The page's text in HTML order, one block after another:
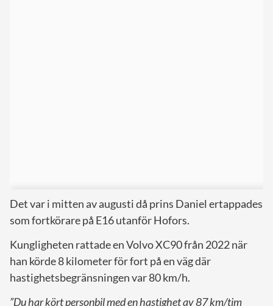
Det var i mitten av augusti då prins Daniel ertappades
som fortkörare på E16 utanför Hofors.
Kungligheten rattade en Volvo XC90 från 2022 när
han körde 8 kilometer för fort på en väg där
hastighetsbegränsningen var 80 km/h.
”Du har kört personbil med en hastighet av 87 km/tim